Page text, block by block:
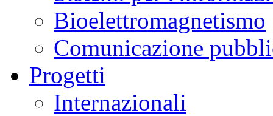
Bioelettromagnetismo
Comunicazione
Progetti
Internazionali